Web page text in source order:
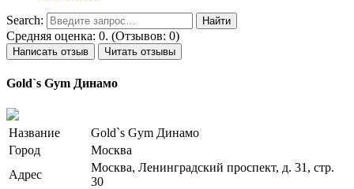
Search:
Средняя оценка: 0. (Отзывов: 0)
Написать отзыв Читать отзывы
Gold`s Gym Динамо
Название
Gold`s Gym Динамо
Город
Москва
Адрес
Москва, Ленинградский проспект, д. 31, стр.
30